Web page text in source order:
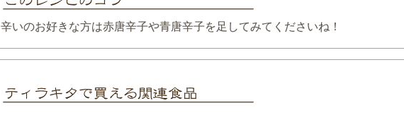
辛いのお好きな方は赤唐辛子や青唐辛子を足してみてくださいね！